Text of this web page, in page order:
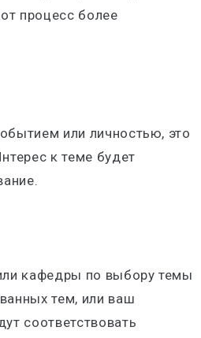
процесс более
или личностью, это
к теме будет
кафедры по выбору темы
тем, или ваш
соответствовать